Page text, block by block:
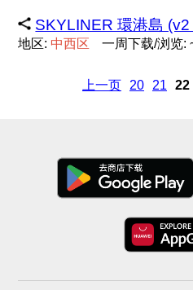
SKYLINER 環港島
地区: 中西区 一周下载/浏览:
上一页 20 21 22